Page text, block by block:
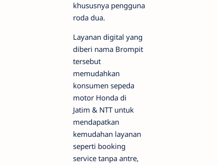
khususnya pengguna
roda dua.
Layanan digital yang
diberi nama Brompit
tersebut
memudahkan
konsumen sepeda
motor Honda di
Jatim & NTT untuk
mendapatkan
kemudahan layanan
seperti booking
service tanpa antre,